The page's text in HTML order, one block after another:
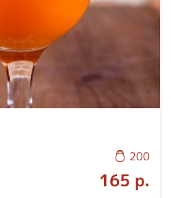
200
165 р.